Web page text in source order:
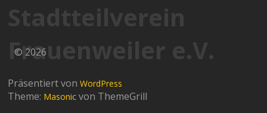
Stadtteilverein
Frauenweiler e.V.
© 2026
Präsentiert vonWordPress
Theme: Masonic von ThemeGrill